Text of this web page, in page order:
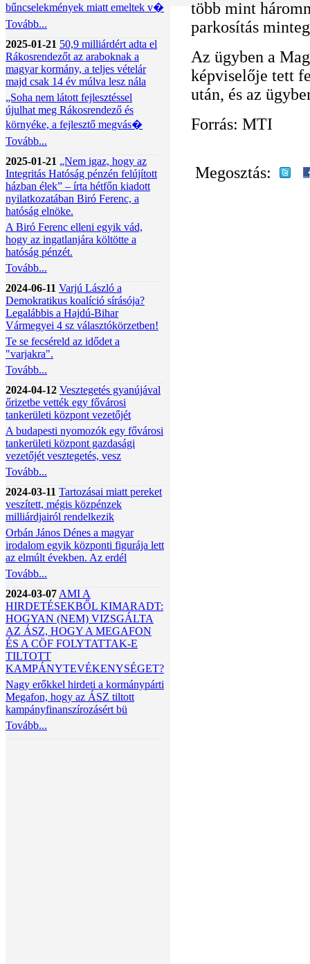
bűncselekmények miatt emeltek v�
Tovább...
2025-01-21 50,9 milliárdért adta el
Rákosrendezőt az araboknak a
magyar kormány, a teljes vételár
majd csak 14 év múlva lesz nála
„Soha nem látott fejlesztéssel
újulhat meg Rákosrendező és
környéke, a fejlesztő megvás�
Tovább...
2025-01-21 „Nem igaz, hogy az
Integritás Hatóság pénzén felújított
házban élek” – írta hétfőn kiadott
nyilatkozatában Biró Ferenc, a
hatóság elnöke.
A Biró Ferenc elleni egyik vád,
hogy az ingatlanjára költötte a
hatóság pénzét.
Tovább...
2024-06-11 Varjú László a
Demokratikus koalíció sírásója?
Legalábbis a Hajdú-Bihar
Vármegyei 4 sz választókörzetben!
Te se fecséreld az idődet a
"varjakra".
Tovább...
2024-04-12 Vesztegetés gyanújával
őrizetbe vették egy fővárosi
tankerületi központ vezetőjét
A budapesti nyomozók egy fővárosi
tankerületi központ gazdasági
vezetőjét vesztegetés, vesz
Tovább...
2024-03-11 Tartozásai miatt pereket
veszített, mégis közpénzek
milliárdjairól rendelkezik
Orbán János Dénes a magyar
irodalom egyik központi figurája lett
az elmúlt években. Az erdél
Tovább...
2024-03-07 AMI A
HIRDETÉSEKBŐL KIMARADT:
HOGYAN (NEM) VIZSGÁLTA
AZ ÁSZ, HOGY A MEGAFON
ÉS A CÖF FOLYTATTAK-E
TILTOTT
KAMPÁNYTEVÉKENYSÉGET?
Nagy erőkkel hirdeti a kormánypárti
Megafon, hogy az ÁSZ tiltott
kampányfinanszírozásért bü
Tovább...
több mint
parkosítás
Az ügyben a
képviselője tett
után, és az
Forrás: MTI
Megosztás: